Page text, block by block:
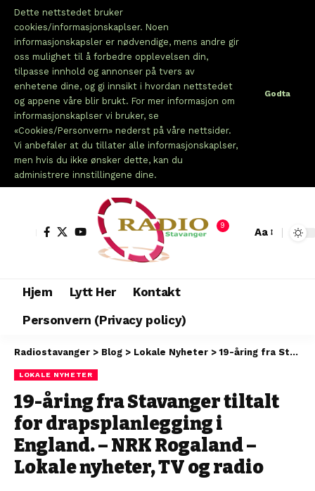
Dette nettstedet bruker
cookies/informasjonskaplser. Noen
informasjonskapsler er nødvendige, mens andre gir
oss mulighet til å forbedre opplevelsen din,
tilpasse innhold og annonser på tvers av
enhetene dine, og gi innsikt i hvordan nettstedet
og appene våre blir brukt. For mer informasjon om
informasjonskaplser vi bruker, se
«Cookies/Personvern» nederst på våre nettsider.
Vi anbefaler at du tillater alle informasjonskaplser,
men hvis du ikke ønsker dette, kan du
administrere innstillingene dine.
Godta
9
Aa
Hjem Lytt Her
Kontakt
Personvern (Privacy policy)
Radiostavanger > Blog > Lokale Nyheter >19-åring fra Stavanger tiltalt for drapsplanlegging i England. – NRK Rogaland – Lokale nyheter, TV og radio
LOKALE NYHETER
19-åring fra Stavanger tiltalt
for drapsplanlegging i
England. – NRK Rogaland –
Lokale nyheter, TV og radio